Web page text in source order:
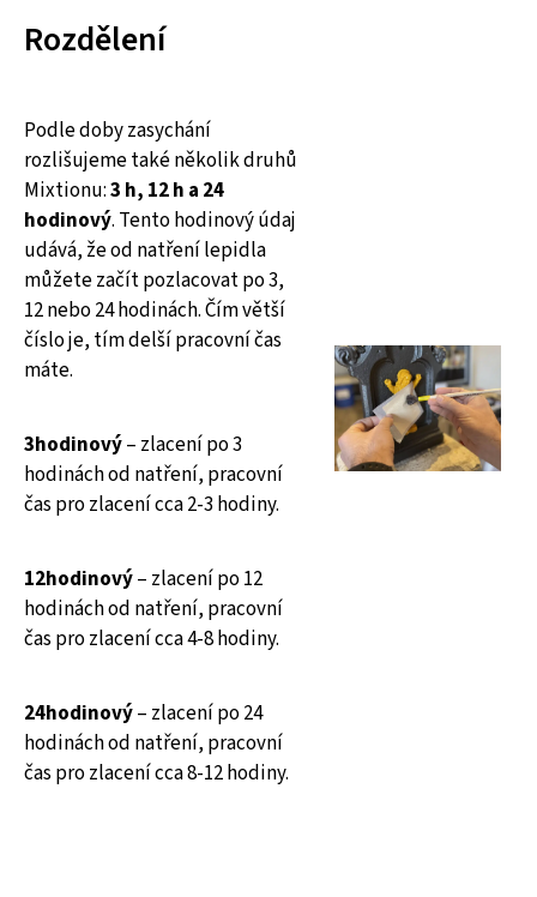
Rozdělení
Podle doby zasychání
rozlišujeme také několik druhů
Mixtionu:3 h, 12 h a 24
hodinový. Tento hodinový údaj
udává, že od natření lepidla
můžete začít pozlacovat po 3,
12 nebo 24 hodinách. Čím větší
číslo je, tím delší pracovní čas
máte.
3hodinový– zlacení po 3
hodinách od natření, pracovní
čas pro zlacení cca 2-3 hodiny.
12hodinový– zlacení po 12
hodinách od natření, pracovní
čas pro zlacení cca 4-8 hodiny.
24hodinový– zlacení po 24
hodinách od natření, pracovní
čas pro zlacení cca 8-12 hodiny.